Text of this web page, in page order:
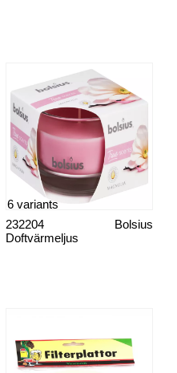
Doftvärmeljus
Bolsius
232204
6 variants